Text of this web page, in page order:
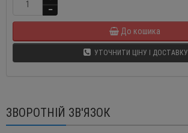
До кошика
УТОЧНИТИ ЦІНУ І ДОСТАВКУ
ЗВОРОТНІЙ ЗВ'ЯЗОК